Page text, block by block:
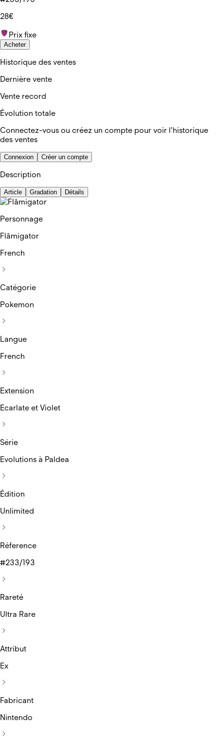
28€
Prix fixe
Acheter
Historique des ventes
Dernière vente
Vente record
Évolution totale
Connectez-vous ou créez un compte pour voir l'historique
des ventes
Connexion Créer un compte
Description
Article Gradation Détails
Personnage
Flâmigator
French
Catégorie
Pokemon
Langue
French
Extension
Ecarlate et Violet
Série
Evolutions à Paldea
Édition
Unlimited
Réference
#233/193
Rareté
Ultra Rare
Attribut
Ex
Fabricant
Nintendo